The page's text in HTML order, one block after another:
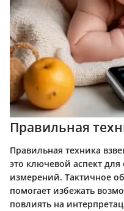
Правильная
Правильная техника
это ключевой аспект
измерений. Тактичное
помогает избежать
повлиять на